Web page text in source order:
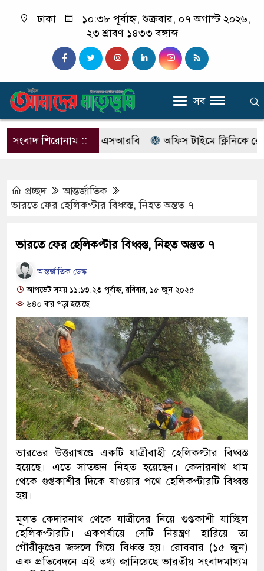
ঢাকা
১০:৩৮ পূর্বাহ্ন, শুক্রবার, ০৭ অগাস্ট ২০২৬,
২৩ শ্রাবণ ১৪৩৩ বঙ্গাব্দ
সব
সংবাদ শিরোনাম ::
নাম বদলে আসছে এসআরবি অফিস টাইমে ক্লিনিকে রোগী
প্রচ্ছদ
আন্তর্জাতিক
ভারতে ফের হেলিকপ্টার বিধ্বস্ত, নিহত অন্তত ৭
ভারতে ফের হেলিকপ্টার বিধ্বস্ত, নিহত অন্তত ৭
আন্তর্জাতিক ডেস্ক
আপডেট সময় ১১:১৩:২৩ পূর্বাহ্ন, রবিবার, ১৫ জুন ২০২৫
৬৪০ বার পড়া হয়েছে
ভারতের উত্তরাখণ্ডে একটি যাত্রীবাহী হেলিকপ্টার বিধ্বস্ত
হয়েছে। এতে সাতজন নিহত হয়েছেন। কেদারনাথ ধাম
থেকে গুপ্তকাশীর দিকে যাওয়ার পথে হেলিকপ্টারটি বিধ্বস্ত
হয়।
মূলত কেদারনাথ থেকে যাত্রীদের নিয়ে গুপ্তকাশী যাচ্ছিল
হেলিকপ্টারটি। একপর্যায়ে সেটি নিয়ন্ত্রণ হারিয়ে তা
গৌরীকুণ্ডের জঙ্গলে গিয়ে বিধ্বস্ত হয়। রোববার (১৫ জুন)
এক প্রতিবেদনে এই তথ্য জানিয়েছে ভারতীয় সংবাদমাধ্যম